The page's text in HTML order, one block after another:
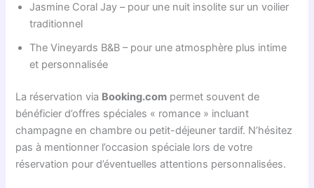
Jasmine Coral Jay – pour une nuit insolite sur un voilier
traditionnel
The Vineyards B&B – pour une atmosphère plus intime
et personnalisée
La réservation via Booking.com permet souvent de
bénéficier d’offres spéciales « romance » incluant
champagne en chambre ou petit-déjeuner tardif. N’hésitez
pas à mentionner l’occasion spéciale lors de votre
réservation pour d’éventuelles attentions personnalisées.